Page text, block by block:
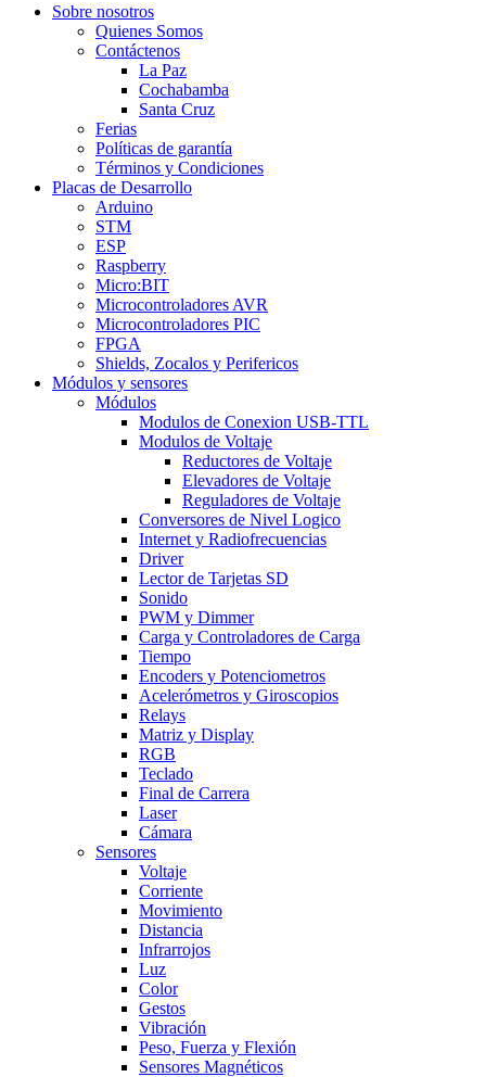
Sobre nosotros
Quienes Somos
Contáctenos
La Paz
Cochabamba
Santa Cruz
Ferias
Políticas de garantía
Términos y Condiciones
Placas de Desarrollo
Arduino
STM
ESP
Raspberry
Micro:BIT
Microcontroladores AVR
Microcontroladores PIC
FPGA
Shields, Zocalos y Perifericos
Módulos y sensores
Módulos
Modulos de Conexion USB-TTL
Modulos de Voltaje
Reductores de Voltaje
Elevadores de Voltaje
Reguladores de Voltaje
Conversores de Nivel Logico
Internet y Radiofrecuencias
Driver
Lector de Tarjetas SD
Sonido
PWM y Dimmer
Carga y Controladores de Carga
Tiempo
Encoders y Potenciometros
Acelerómetros y Giroscopios
Relays
Matriz y Display
RGB
Teclado
Final de Carrera
Laser
Cámara
Sensores
Voltaje
Corriente
Movimiento
Distancia
Infrarrojos
Luz
Color
Gestos
Vibración
Peso, Fuerza y Flexión
Sensores Magnéticos